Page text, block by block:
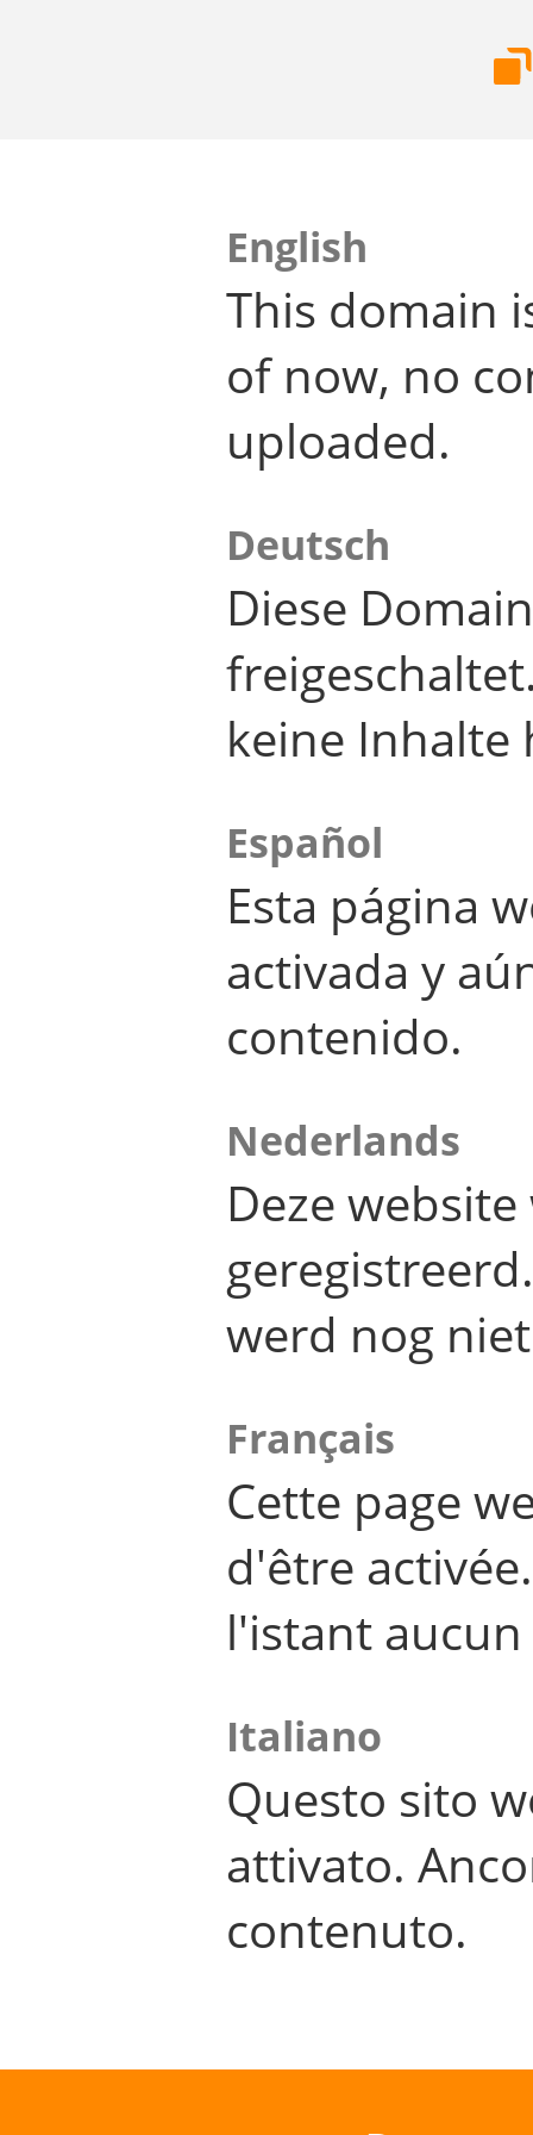
English
This domain
of now, no
uploaded.
Deutsch
Diese
keine Inhalte
Español
Esta página
activada y
contenido.
Nederlands
Deze
werd nog
Français
Cette page
d'être
l'istant
Italiano
Questo sito
attivato.
contenuto.